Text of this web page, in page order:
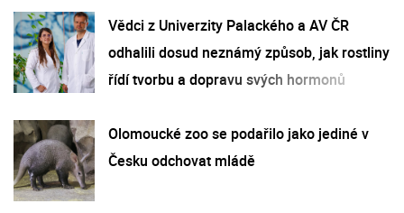
Vědci z Univerzity Palackého a AV ČR
odhalili dosud neznámý způsob, jak rostliny
řídí tvorbu a dopravu svých hormonů
Olomoucké zoo se podařilo jako jediné v
Česku odchovat mládě